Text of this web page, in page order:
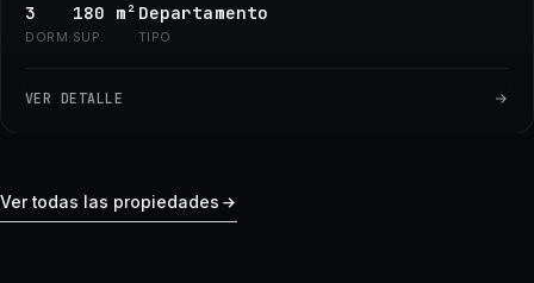
3
DORM.
180 m²
SUP.
Departamento
TIPO
VER DETALLE
Ver todas las propiedades